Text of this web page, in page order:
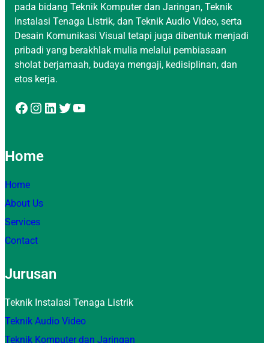
pada bidang Teknik Komputer dan Jaringan, Teknik
Instalasi Tenaga Listrik, dan Teknik Audio Video, serta
Desain Komunikasi Visual tetapi juga dibentuk menjadi
pribadi yang berakhlak mulia melalui pembiasaan
sholat berjamaah, budaya mengaji, kedisiplinan, dan
etos kerja.
Facebook Instagram LinkedIn Twitter YouTube
Home
Home
About Us
Services
Contact
Jurusan
Teknik Instalasi Tenaga Listrik
Teknik Audio Video
Teknik Komputer dan Jaringan